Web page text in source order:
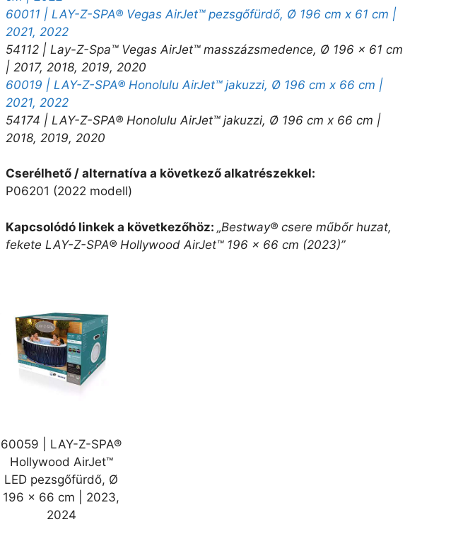
60011 | LAY-Z-SPA® Vegas AirJet™ pezsgőfürdő, Ø 196 cm x 61 cm |
2021, 2022
54112 | Lay-Z-Spa™ Vegas AirJet™ masszázsmedence, Ø 196 x 61 cm
| 2017, 2018, 2019, 2020
60019 | LAY-Z-SPA® Honolulu AirJet™ jakuzzi, Ø 196 cm x 66 cm |
2021, 2022
54174 | LAY-Z-SPA® Honolulu AirJet™ jakuzzi, Ø 196 cm x 66 cm |
2018, 2019, 2020
Cserélhető / alternatíva a következő alkatrészekkel:
P06201 (2022 modell)
Kapcsolódó linkek a következőhöz: „Bestway® csere műbőr huzat,
fekete LAY-Z-SPA® Hollywood AirJet™ 196 x 66 cm (2023)”
60059 | LAY-Z-SPA®
Hollywood AirJet™
LED pezsgőfürdő, Ø
196 x 66 cm | 2023,
2024